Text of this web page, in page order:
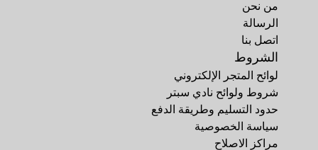
من نحن
الرسالة
اتصل بنا
الشروط
لوائح المتجر الإلكتروني
شروط ولوائح نادي سبتر
حدود التسليم وطريقة الدفع
سياسة الخصوصية
مراكز الاصلاح